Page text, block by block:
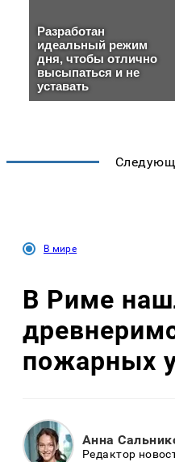
В мире
В Риме
пожарных
Анна
Редактор